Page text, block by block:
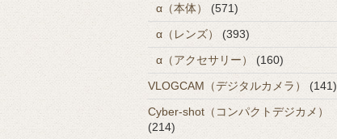
α（本体）
(571)
α（レンズ）
(393)
α（アクセサリー）
(160)
VLOGCAM（デジタルカメラ）
(141)
Cyber-shot（コンパクトデジカメ）
(214)